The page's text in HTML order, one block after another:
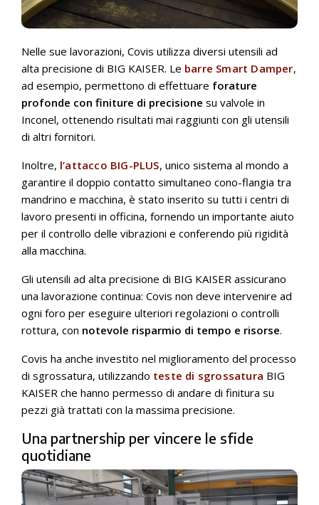
Nelle sue lavorazioni, Covis utilizza diversi utensili ad
alta precisione di BIG KAISER. Le barre Smart Damper,
ad esempio, permettono di effettuare forature
profonde con finiture di precisione su valvole in
Inconel, ottenendo risultati mai raggiunti con gli utensili
di altri fornitori.
Inoltre, l’attacco BIG-PLUS, unico sistema al mondo a
garantire il doppio contatto simultaneo cono-flangia tra
mandrino e macchina, è stato inserito su tutti i centri di
lavoro presenti in officina, fornendo un importante aiuto
per il controllo delle vibrazioni e conferendo più rigidità
alla macchina.
Gli utensili ad alta precisione di BIG KAISER assicurano
una lavorazione continua: Covis non deve intervenire ad
ogni foro per eseguire ulteriori regolazioni o controlli
rottura, con notevole risparmio di tempo e risorse.
Covis ha anche investito nel miglioramento del processo
di sgrossatura, utilizzando teste di sgrossatura BIG
KAISER che hanno permesso di andare di finitura su
pezzi già trattati con la massima precisione.
Una partnership per vincere le sfide
quotidiane